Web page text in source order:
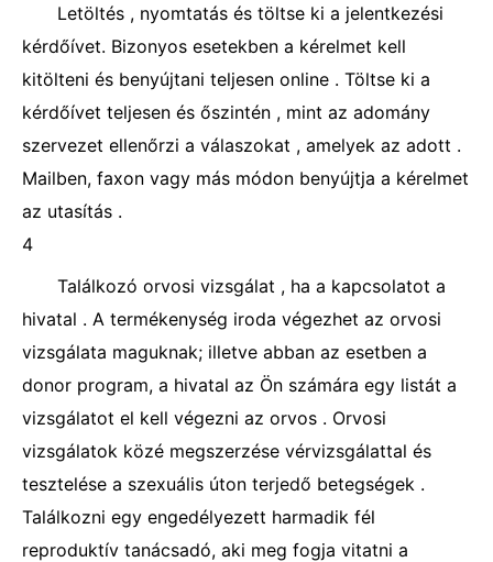
Letöltés , nyomtatás és töltse ki a jelentkezési
kérdőívet. Bizonyos esetekben a kérelmet kell
kitölteni és benyújtani teljesen online . Töltse ki a
kérdőívet teljesen és őszintén , mint az adomány
szervezet ellenőrzi a válaszokat , amelyek az adott .
Mailben, faxon vagy más módon benyújtja a kérelmet
az utasítás .
4
Találkozó orvosi vizsgálat , ha a kapcsolatot a
hivatal . A termékenység iroda végezhet az orvosi
vizsgálata maguknak; illetve abban az esetben a
donor program, a hivatal az Ön számára egy listát a
vizsgálatot el kell végezni az orvos . Orvosi
vizsgálatok közé megszerzése vérvizsgálattal és
tesztelése a szexuális úton terjedő betegségek .
Találkozni egy engedélyezett harmadik fél
reproduktív tanácsadó, aki meg fogja vitatni a